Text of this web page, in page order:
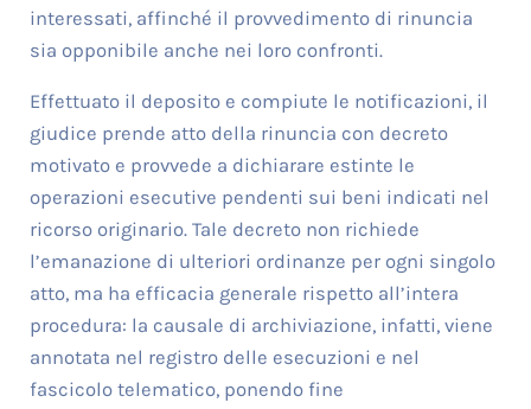
interessati, affinché il provvedimento di rinuncia
sia opponibile anche nei loro confronti.
Effettuato il deposito e compiute le notificazioni, il
giudice prende atto della rinuncia con decreto
motivato e provvede a dichiarare estinte le
operazioni esecutive pendenti sui beni indicati nel
ricorso originario. Tale decreto non richiede
l’emanazione di ulteriori ordinanze per ogni singolo
atto, ma ha efficacia generale rispetto all’intera
procedura: la causale di archiviazione, infatti, viene
annotata nel registro delle esecuzioni e nel
fascicolo telematico, ponendo fine